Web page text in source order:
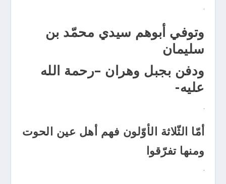
.
وتوفي أبوهم سيدي محمّد بن
سليمان
ودفن بجبل وهران –رحمة الله
عليه-
.
أمّا الثّلاثة الأوّلون فهم أهل عين الحوت
ومنها تفرّقوا
.